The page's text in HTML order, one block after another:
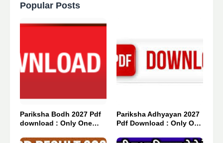
Popular Posts
Pariksha Bodh 2027 Pdf
download : Only One
Pariksha Adhyayan 2027
Pdf Download : Only One